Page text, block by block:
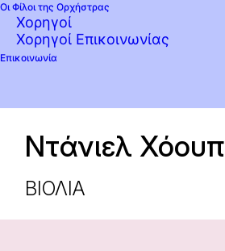
Οι Φίλοι της Ορχήστρας
Χορηγοί
Χορηγοί Επικοινωνίας
Επικοινωνία
Ντάνιελ Χόουπ
ΒΙΟΛΙΑ